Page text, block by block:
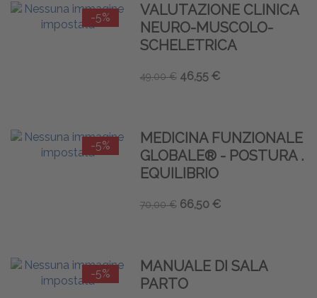
-5%
VALUTAZIONE CLINICA
NEURO-MUSCOLO-
SCHELETRICA
49,00 € 46,55 €
-5%
MEDICINA FUNZIONALE
GLOBALE® - POSTURA .
EQUILIBRIO
70,00 € 66,50 €
-5%
MANUALE DI SALA
PARTO